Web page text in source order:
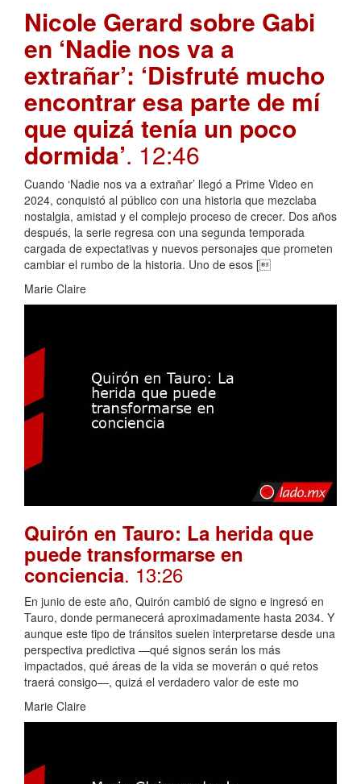
Nicole Gerard sobre Gabi
en ‘Nadie nos va a
extrañar’: ‘Disfruté mucho
encontrar esa parte de mí
que quizá tenía un poco
dormida’. 12:46
Cuando ‘Nadie nos va a extrañar’ llegó a Prime Video en
2024, conquistó al público con una historia que mezclaba
nostalgia, amistad y el complejo proceso de crecer. Dos años
después, la serie regresa con una segunda temporada
cargada de expectativas y nuevos personajes que prometen
cambiar el rumbo de la historia. Uno de esos [
Marie Claire
Quirón en Tauro: La herida que
puede transformarse en
conciencia. 13:26
En junio de este año, Quirón cambió de signo e ingresó en
Tauro, donde permanecerá aproximadamente hasta 2034. Y
aunque este tipo de tránsitos suelen interpretarse desde una
perspectiva predictiva —qué signos serán los más
impactados, qué áreas de la vida se moverán o qué retos
traerá consigo—, quizá el verdadero valor de este mo
Marie Claire